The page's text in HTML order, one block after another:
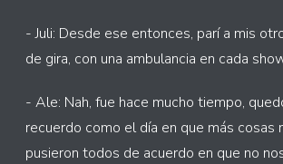
- Juli: Desde ese entonces, parí a mis
de gira, con una ambulancia en cada
- Ale: Nah, fue hace mucho tiempo,
recuerdo como el día en que más cosas
pusieron todos de acuerdo en que no